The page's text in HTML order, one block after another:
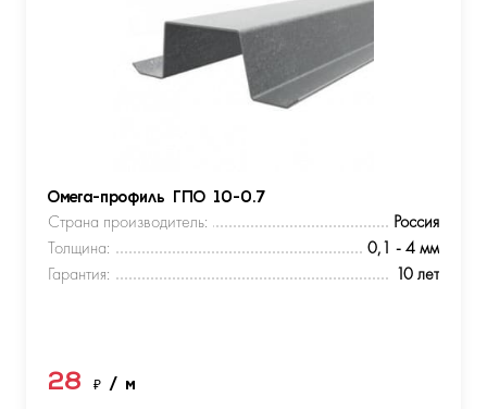
Омега-профиль ГПО 10-0.7
Страна производитель:
Россия
Толщина:
0,1 - 4 мм
Гарантия:
10 лет
28 ₽ / м